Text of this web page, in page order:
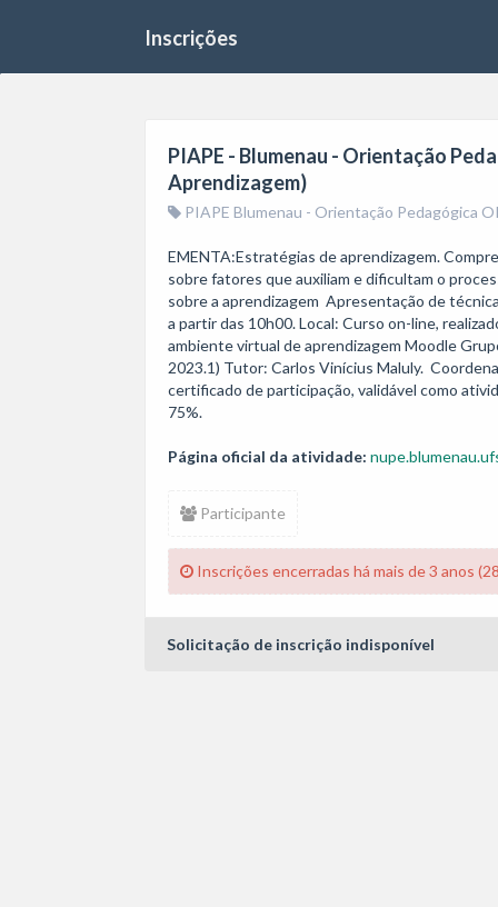
Inscrições
PIAPE - Blumenau - Orientação
Aprendizagem)
PIAPE Blumenau - Orientação Pedagógica
EMENTA:Estratégias de aprendizagem.
sobre fatores que auxiliam e dificultam o
sobre a aprendizagem  Apresentação de
a partir das 10h00. Local: Curso on-line,
ambiente virtual de aprendizagem Moodle
2023.1) Tutor: Carlos Vinícius Maluly.
certificado de participação, validável como
75%.
Página oficial da atividade:
Participante
Inscrições encerradas há mais de 3 anos
Solicitação de inscrição indisponível